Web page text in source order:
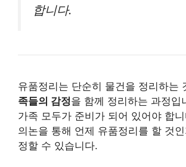
합니다.
유품정리는 단순히 물건을 정리하는
족들의 감정을 함께 정리하는 과정입
가족 모두가 준비가 되어 있어야 합
의논을 통해 언제 유품정리를 할 것
정할 수 있습니다.